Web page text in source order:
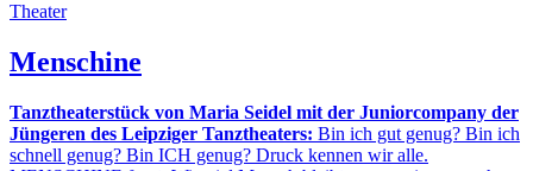
Theater
Menschine
Tanztheaterstück von Maria Seidel mit der Juniorcompany der
Jüngeren des Leipziger Tanztheaters: Bin ich gut genug? Bin ich
schnell genug? Bin ICH genug? Druck kennen wir alle.